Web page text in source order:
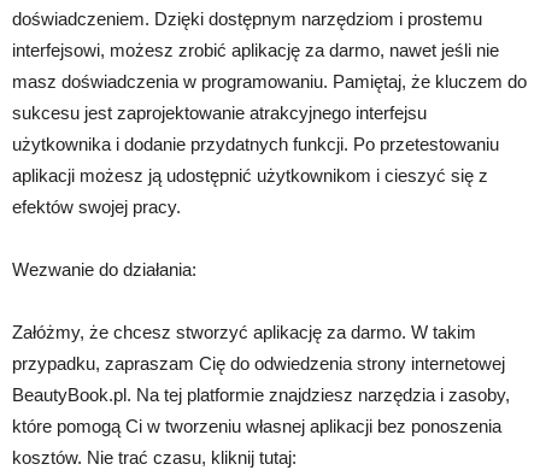
doświadczeniem. Dzięki dostępnym narzędziom i prostemu
interfejsowi, możesz zrobić aplikację za darmo, nawet jeśli nie
masz doświadczenia w programowaniu. Pamiętaj, że kluczem do
sukcesu jest zaprojektowanie atrakcyjnego interfejsu
użytkownika i dodanie przydatnych funkcji. Po przetestowaniu
aplikacji możesz ją udostępnić użytkownikom i cieszyć się z
efektów swojej pracy.
Wezwanie do działania:
Załóżmy, że chcesz stworzyć aplikację za darmo. W takim
przypadku, zapraszam Cię do odwiedzenia strony internetowej
BeautyBook.pl. Na tej platformie znajdziesz narzędzia i zasoby,
które pomogą Ci w tworzeniu własnej aplikacji bez ponoszenia
kosztów. Nie trać czasu, kliknij tutaj: